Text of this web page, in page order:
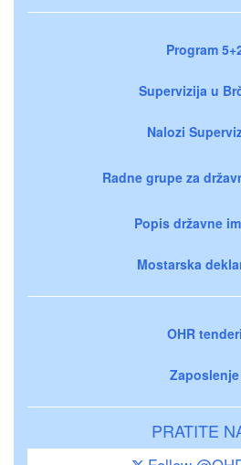
Program
Supervizija u
Nalozi
Radne grupe za
Popis državne
Mostarska
OHR tenderi
Zaposlenje
PRATITE